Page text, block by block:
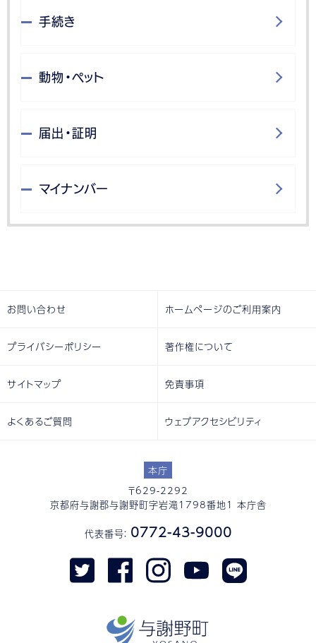
手続き
動物・ペット
届出・証明
マイナンバー
本庁
〒629-2292
京都府与謝郡与謝野町字岩滝1798番地1 本庁舎
代表番号： 0772-43-9000
お問い合わせ ホームページのご利用案内
プライバシーポリシー 著作権について
サイトマップ 免責事項
よくあるご質問 ウェブアクセシビリティ